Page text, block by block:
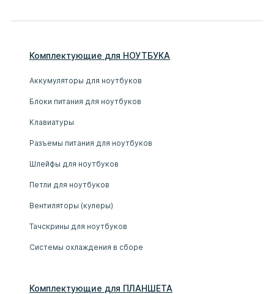
Комплектующие для НОУТБУКА
Аккумуляторы для ноутбуков
Блоки питания для ноутбуков
Клавиатуры
Разъемы питания для ноутбуков
Шлейфы для ноутбуков
Петли для ноутбуков
Вентиляторы (кулеры)
Тачскрины для ноутбуков
Системы охлаждения в сборе
Комплектующие для ПЛАНШЕТА